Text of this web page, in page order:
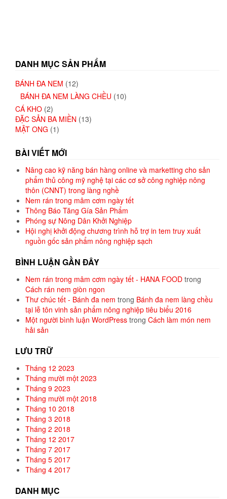
DANH MỤC SẢN PHẨM
BÁNH ĐA NEM (12)
BÁNH ĐA NEM LÀNG CHỀU (10)
CÁ KHO (2)
ĐẶC SẢN BA MIỀN (13)
MẬT ONG (1)
BÀI VIẾT MỚI
Nâng cao kỹ năng bán hàng online và marketting cho sản
phẩm thủ công mỹ nghệ tại các cơ sở công nghiệp nông
thôn (CNNT) trong làng nghề
Nem rán trong mâm cơm ngày tết
Thông Báo Tăng Gía Sản Phẩm
Phóng sự Nông Dân Khởi Nghiệp
Hội nghị khởi động chương trình hỗ trợ in tem truy xuất
nguồn gốc sản phẩm nông nghiệp sạch
BÌNH LUẬN GẦN ĐÂY
Nem rán trong mâm cơm ngày tết - HANA FOOD trong
Cách rán nem giòn ngon
Thư chúc tết - Bánh đa nem trong Bánh đa nem làng chều
tại lễ tôn vinh sản phẩm nông nghiệp tiêu biểu 2016
Một người bình luận WordPress trong Cách làm món nem
hải sản
LƯU TRỮ
Tháng 12 2023
Tháng mười một 2023
Tháng 9 2023
Tháng mười một 2018
Tháng 10 2018
Tháng 3 2018
Tháng 2 2018
Tháng 12 2017
Tháng 7 2017
Tháng 5 2017
Tháng 4 2017
DANH MỤC